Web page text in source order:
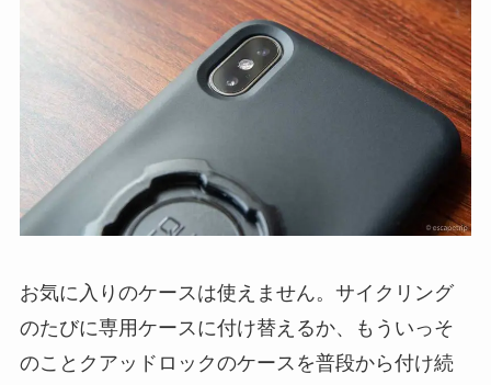
お気に入りのケースは使えません。サイクリング
のたびに専用ケースに付け替えるか、もういっそ
のことクアッドロックのケースを普段から付け続